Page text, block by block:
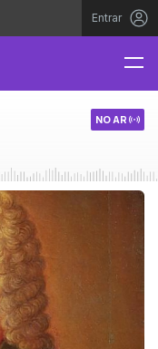
Entrar
NO AR